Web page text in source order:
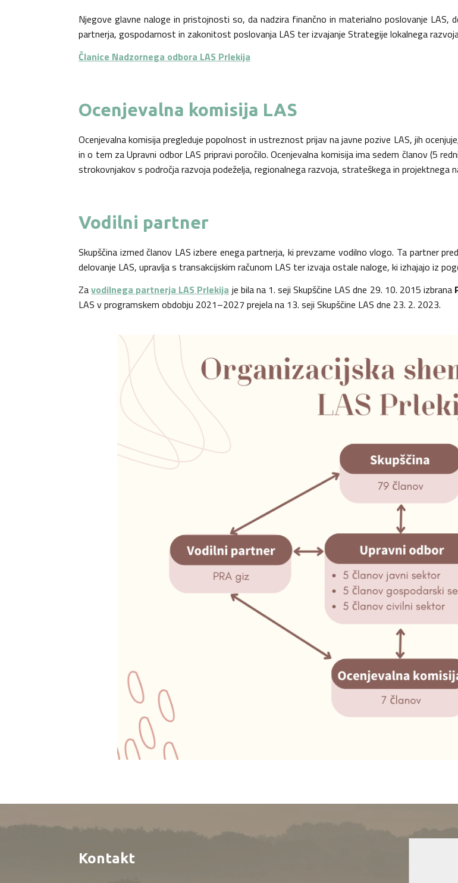
Njegove glavne naloge in pristojnosti so, da nadzira finančno in materialno poslovanje LAS,
partnerja, gospodarnost in zakonitost poslovanja LAS ter izvajanje Strategije lokalnega
Članice Nadzornega odbora LAS Prlekija
Ocenjevalna komisija LAS
Ocenjevalna komisija pregleduje popolnost in ustreznost prijav na javne pozive LAS, jih
in o tem za Upravni odbor LAS pripravi poročilo. Ocenjevalna komisija ima sedem članov (5
strokovnjakov s področja razvoja podeželja, regionalnega razvoja, strateškega in projektnega
Vodilni partner
Skupščina izmed članov LAS izbere enega partnerja, ki prevzame vodilno vlogo. Ta partner
delovanje LAS, upravlja s transakcijskim računom LAS ter izvaja ostale naloge, ki izhajajo iz
Zavodilnega partnerja LAS Prlekija je bila na 1. seji Skupščine LAS dne 29. 10. 2015 izbrana
LAS v programskem obdobju 2021–2027 prejela na 13. seji Skupščine LAS dne 23. 2. 2023.
Kontakt